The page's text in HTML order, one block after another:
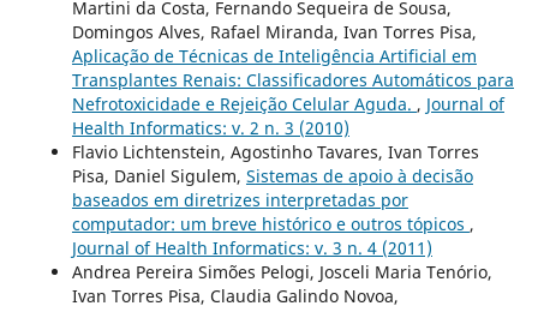
Martini da Costa, Fernando Sequeira de Sousa,
Domingos Alves, Rafael Miranda, Ivan Torres Pisa,
Aplicação de Técnicas de Inteligência Artificial em
Transplantes Renais: Classificadores Automáticos para
Nefrotoxicidade e Rejeição Celular Aguda. , Journal of
Health Informatics: v. 2 n. 3 (2010)
Flavio Lichtenstein, Agostinho Tavares, Ivan Torres
Pisa, Daniel Sigulem, Sistemas de apoio à decisão
baseados em diretrizes interpretadas por
computador: um breve histórico e outros tópicos ,
Journal of Health Informatics: v. 3 n. 4 (2011)
Andrea Pereira Simões Pelogi, Josceli Maria Tenório,
Ivan Torres Pisa, Claudia Galindo Novoa,